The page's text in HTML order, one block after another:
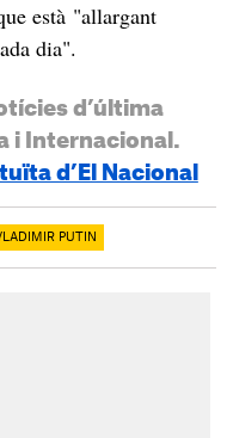
està "allargant
dia".
d’última
i Internacional.
d’El Nacional
PUTIN